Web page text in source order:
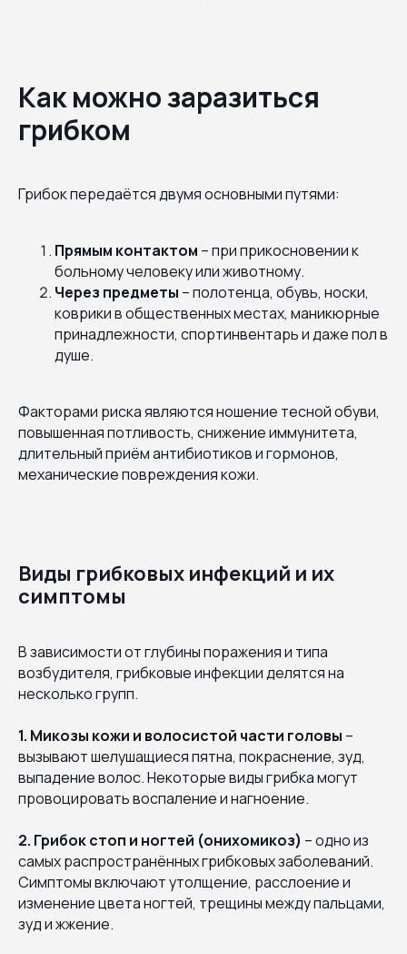
Как можно заразиться
грибком
Грибок передаётся двумя основными путями:
Прямым контактом – при прикосновении к
больному человеку или животному.
Через предметы – полотенца, обувь, носки,
коврики в общественных местах, маникюрные
принадлежности, спортинвентарь и даже пол в
душе.
Факторами риска являются ношение тесной обуви,
повышенная потливость, снижение иммунитета,
длительный приём антибиотиков и гормонов,
механические повреждения кожи.
Виды грибковых инфекций и их
симптомы
В зависимости от глубины поражения и типа
возбудителя, грибковые инфекции делятся на
несколько групп.
1. Микозы кожи и волосистой части головы –
вызывают шелушащиеся пятна, покраснение, зуд,
выпадение волос. Некоторые виды грибка могут
провоцировать воспаление и нагноение.
2. Грибок стоп и ногтей (онихомикоз) – одно из
самых распространённых грибковых заболеваний.
Симптомы включают утолщение, расслоение и
изменение цвета ногтей, трещины между пальцами,
зуд и жжение.